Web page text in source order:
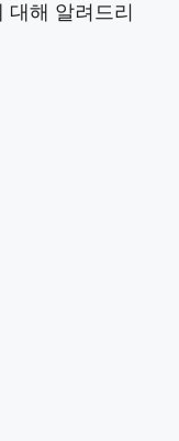
해 알려드리